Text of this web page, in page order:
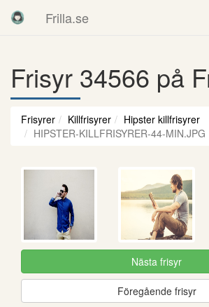
Frilla.se
Frisyr 34566 på
Frisyrer Killfrisyrer
Hipster killfrisyrer
HIPSTER-KILLFRISYRER-44-MIN.JPG
Nästa frisyr
Föregående frisyr